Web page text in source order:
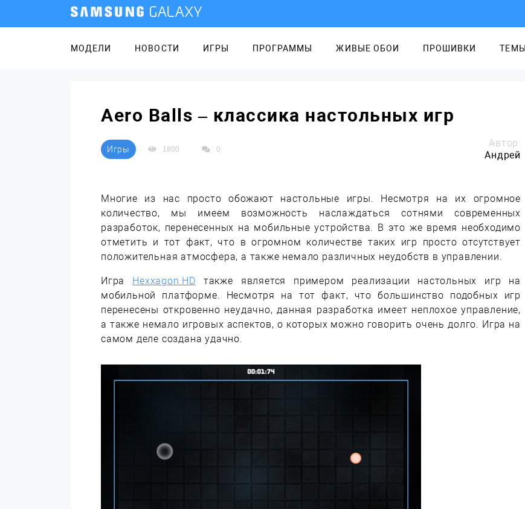
МОДЕЛИ НОВОСТИ ИГРЫ ПРОГРАММЫ ЖИВЫЕ ОБОИ ПРОШИВКИ ТЕМЫ
Aero Balls – классика настольных игр
Игры 1800 0
Автор:
Андрей
Многие из нас просто обожают настольные игры. Несмотря на их огромное
количество, мы имеем возможность наслаждаться сотнями современных
разработок, перенесенных на мобильные устройства. В это же время необходимо
отметить и тот факт, что в огромном количестве таких игр просто отсутствует
положительная атмосфера, а также немало различных неудобств в управлении.
Игра Hexxagon HD также является примером реализации настольных игр на
мобильной платформе. Несмотря на тот факт, что большинство подобных игр
перенесены откровенно неудачно, данная разработка имеет неплохое управление,
а также немало игровых аспектов, о которых можно говорить очень долго. Игра на
самом деле создана удачно.